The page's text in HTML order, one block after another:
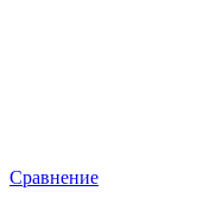
Сравнение